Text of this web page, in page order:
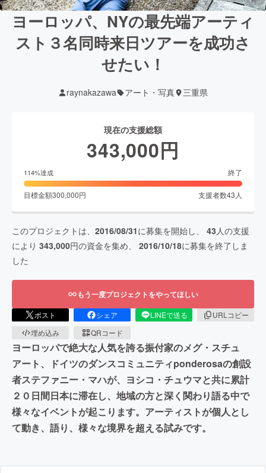
ヨーロッパ、NYの最先端アーティ
スト３名同時来日ツアーを成功さ
せたい！
raynakazawa アート・写真 三重県
現在の支援総額
343,000円
114%達成 終了
目標金額300,000円 支援者数43 人
このプロジェクトは、 2016/08/31に募集を開始し、 43人の支援
により 343,000円の資金を集め、 2016/10/18に募集を終了しま
した
もう一度プロジェクトをやってほしい
ポスト シェア LINEで送る
URLコピー
埋め込み
QRコード
ヨーロッパで絶大な人気を誇る振付家のメグ・スチュ
アート、ドイツのダンスコミュニティponderosaの創設
者ステファニー・マハが、ヨシコ・チュウマと共に累計
２０日間日本に滞在し、地域の方と深く関わり語る中で
様々なイベントが起こります。アーティストが個人とし
て動き、語り、様々な境界を超える試みです。